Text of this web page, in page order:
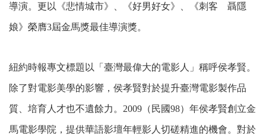
導演。更以《悲情城市》、《好男好女》、《刺客 聶隱
娘》榮膺3屆金馬獎最佳導演獎。
紐約時報專文標題以「臺灣最偉大的電影人」稱呼侯孝賢。
除了對電影美學的影響，侯孝賢對於提升臺灣電影製作品
質、培育人才也不遺餘力。2009（民國98）年侯孝賢創立金
馬電影學院，提供華語影壇年輕影人切磋精進的機會。對於